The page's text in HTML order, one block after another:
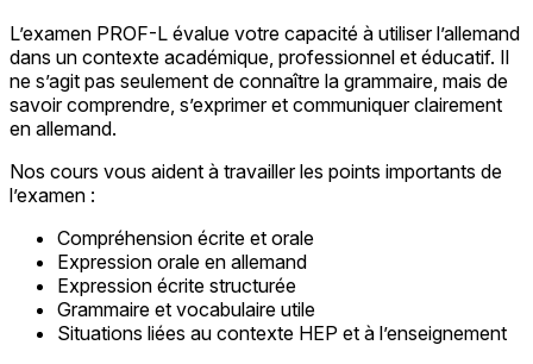
L’examen PROF-L évalue votre capacité à utiliser l’allemand
dans un contexte académique, professionnel et éducatif. Il
ne s’agit pas seulement de connaître la grammaire, mais de
savoir comprendre, s’exprimer et communiquer clairement
en allemand.
Nos cours vous aident à travailler les points importants de
l’examen :
Compréhension écrite et orale
Expression orale en allemand
Expression écrite structurée
Grammaire et vocabulaire utile
Situations liées au contexte HEP et à l’enseignement